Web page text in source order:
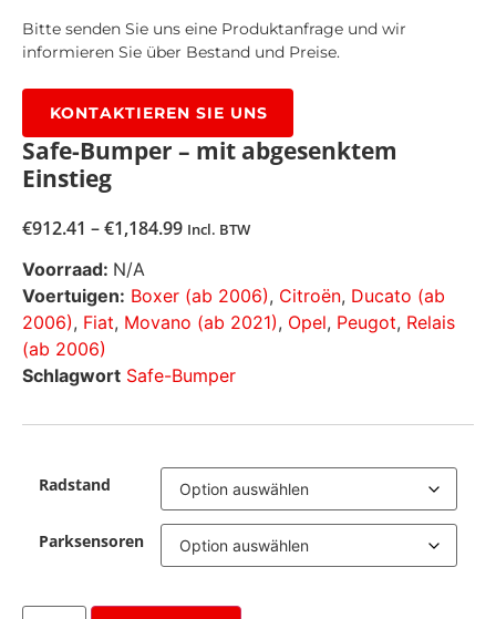
Bitte senden Sie uns eine Produktanfrage und wir
informieren Sie über Bestand und Preise.
KONTAKTIEREN SIE UNS
Safe-Bumper – mit abgesenktem
Einstieg
€912.41 –€1,184.99 Incl. BTW
Voorraad: N/A
Voertuigen: Boxer (ab 2006), Citroën, Ducato (ab
2006), Fiat, Movano (ab 2021), Opel, Peugot, Relais
(ab 2006)
Schlagwort Safe-Bumper
Radstand
Parksensoren